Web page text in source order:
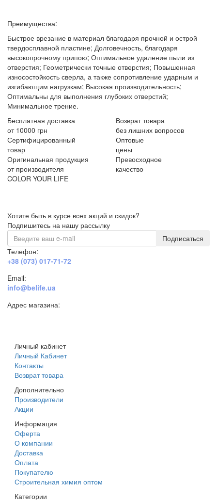
Преимущества:
Быстрое врезание в материал благодаря прочной и острой
твердосплавной пластине; Долговечность, благодаря
высокопрочному припою; Оптимальное удаление пыли из
отверстия; Геометрически точные отверстия; Повышенная
износостойкость сверла, а также сопротивление ударным и
изгибающим нагрузкам; Высокая производительность;
Оптимальны для выполнения глубоких отверстий;
Минимальное трение.
Бесплатная доставка
от 10000 грн
Возврат товара
без лишних вопросов
Сертифицированный
товар
Оптовые
цены
Оригинальная продукция
от производителя
Превосходное
качество
COLOR YOUR LIFE
Хотите быть в курсе всех акций и скидок?
Подпишитесь на нашу рассылку
Подписаться
Телефон:
+38 (073) 017-71-72
Email:
info@belife.ua
Адрес магазина:
Личный кабинет
Личный Кабинет
Контакты
Возврат товара
Дополнительно
Производители
Акции
Информация
Оферта
О компании
Доставка
Оплата
Покупателю
Строительная химия оптом
Категории